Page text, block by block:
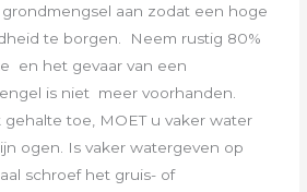
aan zodat een hoge
te borgen. Neem rustig 80%
en het gevaar van een
is niet meer voorhanden.
gehalte toe, MOET uvaker water
ogen. Is vaker watergeven op
schroef het gruis- of